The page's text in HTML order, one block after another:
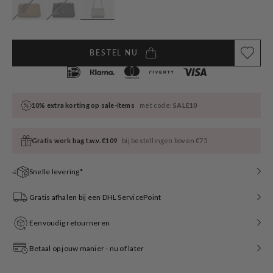
BESTEL NU
10% extra korting op sale-items met code:SALE10
Gratis work bag t.w.v. €109 bij bestellingen boven €75
Snelle levering*
Gratis afhalen bij een DHL ServicePoint
Eenvoudig retourneren
Betaal op jouw manier - nu of later